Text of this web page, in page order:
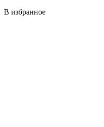
В избранное